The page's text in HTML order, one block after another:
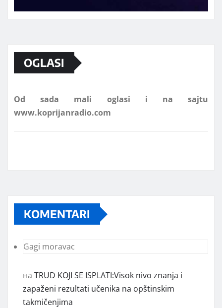
OGLASI
Od sada mali oglasi i na sajtu
KOMENTARI
Gagi moravac
на TRUD KOJI SE ISPLATI:Visok nivo znanja i
zapaženi rezultati učenika na opštinskim
takmičenjima